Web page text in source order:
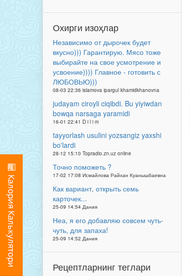
Охирги изоҳлар
Независимо от дырочек будет
вкусно))) Гарантирую. Мясо тоже
выбирайте на свое усмотрение и
усвоение)))) Главное - готовить с
ЛЮБОВЬЮ)))
08-03 22:36 islamova ipargul khamidkhanovna
judayam ciroyli ciqibdi. Bu yiyiwdan
bowqa narsaga yaramidi
16-01 22:41 D i l i m
tayyorlash usulini yozsangiz yaxshi
bo'lardi
28-12 15:10 Topradio.zn.uz online
Точно поможеть ?
17-02 17:08 Исмайлова Райхан Куанышбаевна
Как вариант, открыть семь
карточек...
25-09 14:54 Дания
Неа, я его добавляю совсем чуть-
чуть, для запаха!
25-09 14:52 Дания
Рецептларнинг теглари